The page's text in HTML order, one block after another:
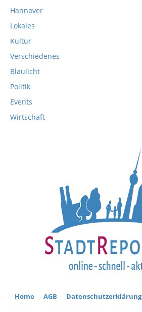
Hannover
Lokales
Kultur
Verschiedenes
Blaulicht
Politik
Events
Wirtschaft
Home AGB Datenschutzerklärung